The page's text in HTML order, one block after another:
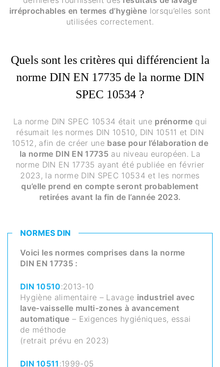
irréprochables en termes d’hygiène lorsqu’elles sont
utilisées correctement.
Quels sont les critères qui différencient la
norme DIN EN 17735 de la norme DIN
SPEC 10534 ?
La norme DIN SPEC 10534 était une prénormequi
résumait les normes DIN 10510, DIN 10511 et DIN
10512, afin de créer une base pour l’élaboration de
la norme DIN EN 17735 au niveau européen. La
norme DIN EN 17735 ayant été publiée en février
2023, la norme DIN SPEC 10534 et les normes
qu’elle prend en compte seront probablement
retirées avant la fin de l’année 2023.
NORMES DIN
Voici les normes comprises dans la norme
DIN EN 17735 :
DIN 10510:2013-10
Hygiène alimentaire – Lavage industriel avec
lave-vaisselle multi-zones à avancement
automatique – Exigences hygiéniques, essai
de méthode
(retrait prévu en 2023)
DIN 10511 :1999-05